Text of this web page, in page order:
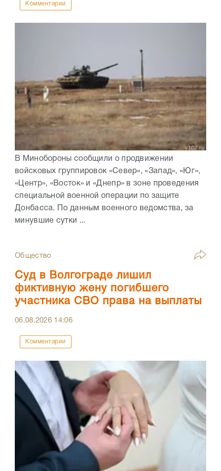
Комментарии
В Минобороны сообщили о продвижении
войсковых группировок «Север», «Запад», «Юг»,
«Центр», «Восток» и «Днепр» в зоне проведения
специальной военной операции по защите
Донбасса. По данным военного ведомства, за
минувшие сутки ...
Общество
Суд в Волгограде лишил
фиктивную жену погибшего
участника СВО права на выплаты
06.08.2026 14:06
Комментарии